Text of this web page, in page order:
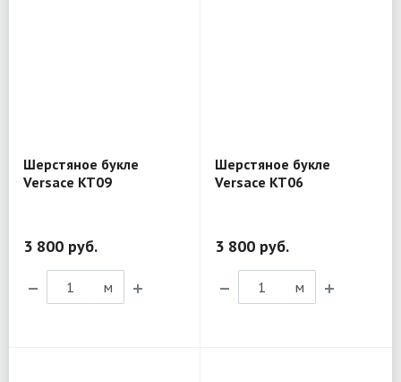
Шерстяное букле
Versace KT09
3 800 руб.
м
Шерстяное букле
Versace KT06
3 800 руб.
м